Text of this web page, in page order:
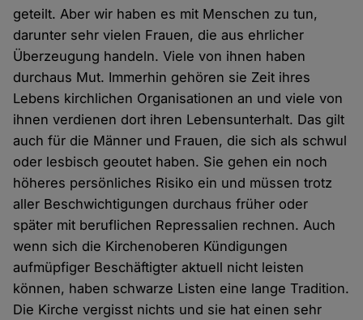
geteilt. Aber wir haben es mit Menschen zu tun,
darunter sehr vielen Frauen, die aus ehrlicher
Überzeugung handeln. Viele von ihnen haben
durchaus Mut. Immerhin gehören sie Zeit ihres
Lebens kirchlichen Organisationen an und viele von
ihnen verdienen dort ihren Lebensunterhalt. Das gilt
auch für die Männer und Frauen, die sich als schwul
oder lesbisch geoutet haben. Sie gehen ein noch
höheres persönliches Risiko ein und müssen trotz
aller Beschwichtigungen durchaus früher oder
später mit beruflichen Repressalien rechnen. Auch
wenn sich die Kirchenoberen Kündigungen
aufmüpfiger Beschäftigter aktuell nicht leisten
können, haben schwarze Listen eine lange Tradition.
Die Kirche vergisst nichts und sie hat einen sehr